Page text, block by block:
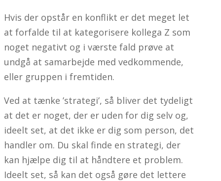
Hvis der opstår en konflikt er det meget let
at forfalde til at kategorisere kollega Z som
noget negativt og i værste fald prøve at
undgå at samarbejde med vedkommende,
eller gruppen i fremtiden.
Ved at tænke ’strategi’, så bliver det tydeligt
at det er noget, der er uden for dig selv og,
ideelt set, at det ikke er dig som person, det
handler om. Du skal finde en strategi, der
kan hjælpe dig til at håndtere et problem.
Ideelt set, så kan det også gøre det lettere